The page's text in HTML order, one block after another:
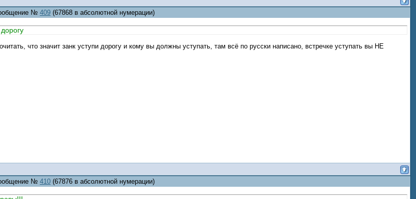
№ 409 (67868 в абсолютной нумерации)
что значит занк уступи дорогу и кому вы должны уступать, там всё по русски написано, встречке уступать вы НЕ
№ 410 (67876 в абсолютной нумерации)